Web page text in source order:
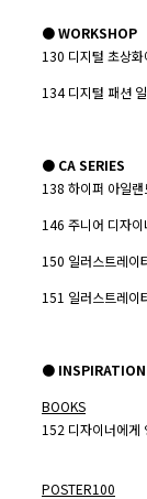
● WORKSHOP
130 디지털 초상화
134 디지털 패션
● CA SERIES
138 하이퍼 아일
146 주니어 디자
150 일러스트레이
151 일러스트레이
● INSPIRATION
BOOKS
152 디자이너에게
POSTER100